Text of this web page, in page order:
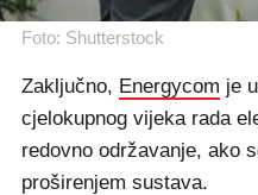
Foto: Shutterstock
Zaključno, Energycom je
cjelokupnog vijeka rada
redovno održavanje, ako
proširenjem sustava.